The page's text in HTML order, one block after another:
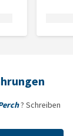
? Schreiben